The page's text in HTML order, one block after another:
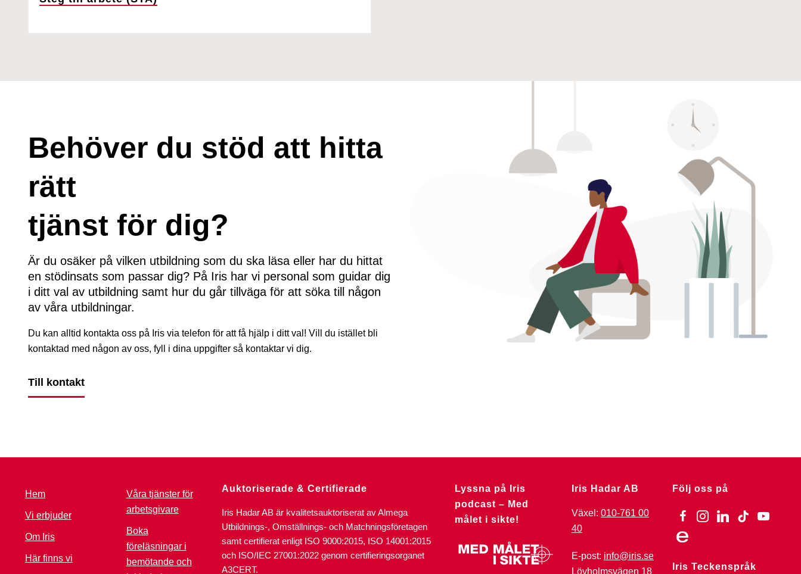
Behöver du stöd att hitta
rätt
tjänst för dig?
Är du osäker på vilken utbildning som du ska läsa eller har du hittat
en stödinsats som passar dig? På Iris har vi personal som guidar dig
i ditt val av utbildning samt hur du går tillväga för att söka till någon
av våra utbildningar.
Du kan alltid kontakta oss på Iris via telefon för att få hjälp i ditt val! Vill du istället bli
kontaktad med någon av oss, fyll i dina uppgifter så kontaktar vi dig.
Till kontakt
Hem
Vi erbjuder
Om Iris
Här finns vi
Våra tjänster för
arbetsgivare
Boka
föreläsningar i
bemötande och
Auktoriserade & Certifierade
Iris Hadar AB är kvalitetsauktoriserat av Almega
Utbildnings-, Omställnings- och Matchningsföretagen
samt certifierat enligt ISO 9000:2015, ISO 14001:2015
och ISO/IEC 27001:2022 genom certifieringsorganet
A3CERT.
Lyssna på Iris
podcast – Med
målet i sikte!
Iris Hadar AB
Växel: 010-761 00
40
E-post: info@iris.se
Lövholmsvägen 18
Följ oss på
facebookinstagramlinkedin
tiktok youtube
ebay
Iris Teckenspråk